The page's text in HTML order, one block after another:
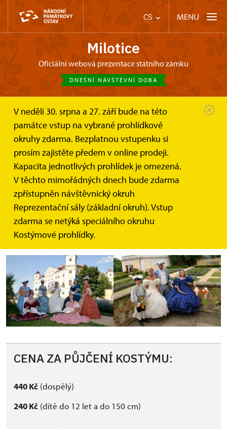
CS MENU
Milotice
oficiální webová prezentace státního zámku
DNEŠNÍ NÁVŠTĚVNÍ DOBA
V neděli 30. srpna a 27. září bude na této
památce vstup na vybrané prohlídkové
okruhy zdarma. Bezplatnou vstupenku si
prosím zajistěte předem v online prodeji.
Kapacita jednotlivých prohlídek je omezená.
V těchto mimořádných dnech bude zdarma
zpřístupněn návštěvnický okruh
Reprezentační sály (základní okruh). Vstup
zdarma se netýká speciálního okruhu
Kostýmové prohlídky.
Zámek Milotice
Kostýmové prohlídky
Pro jednotlivé návštěvníky
Kostýmová prohlídka pro
jednotlivé návštěvníky - děti
a dospělé
Oblečte se se svými blízkými do replik dobových šatů
a přeneste se v čase zpět do období baroka!
( Prohlídkový okruh č. 2)
CENA ZA PŮJČENÍ KOSTÝMU:
440 Kč (dospělý)
240 Kč (dítě do 12 let a do 150 cm)